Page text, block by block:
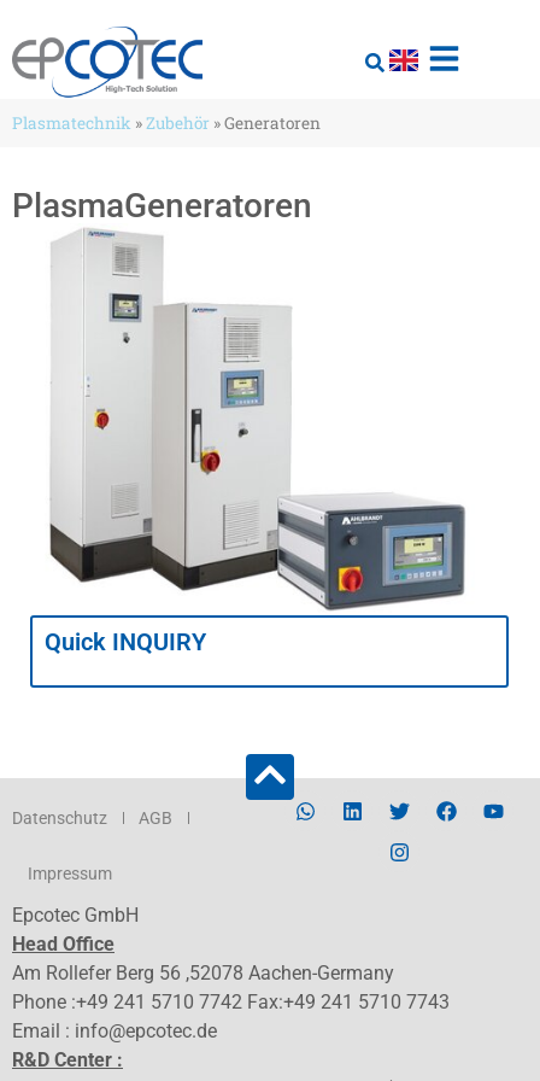
Plasmatechnik »Zubehör »Generatoren
PlasmaGeneratoren
Quick INQUIRY
Datenschutz AGB
Impressum
Epcotec GmbH
Head Office
Am Rollefer Berg 56 ,52078 Aachen-Germany
Phone :+49 241 5710 7742 Fax:+49 241 5710 7743
Email : info@epcotec.de
R&D Center :